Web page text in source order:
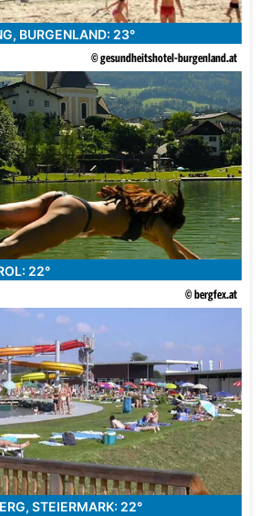
BURGENLAND: 23°
© gesundheitshotel-burgenland.at
22°
© bergfex.at
STEIERMARK: 22°